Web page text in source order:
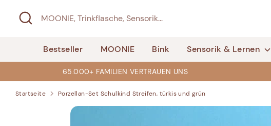
Suchen
MOONIE,
Trinkflasche,
Bestseller MOONIE Bink Sensorik & Lernen
65.000+ FAMILIEN VERTRAUEN UNS
Startseite Porzellan-Set Schulkind Streifen, türkis und grün